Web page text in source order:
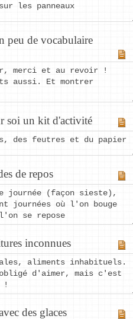
les panneaux
peu de vocabulaire
merci et au revoir !
aussi. Et montrer
soi un kit d'activité
des feutres et du papier
de repos
journée (façon sieste),
journées où l'on bouge
se repose
inconnues
aliments inhabituels.
d'aimer, mais c'est
!
des glaces